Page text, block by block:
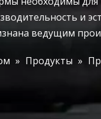
и
ведущим
» Продукты »